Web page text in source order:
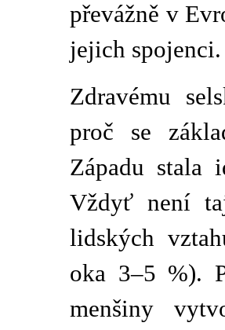
převážně v
jejich spojenci.
Zdravému
proč se
Západu stala
Vždyť není
lidských
oka 3–5 %).
menšiny